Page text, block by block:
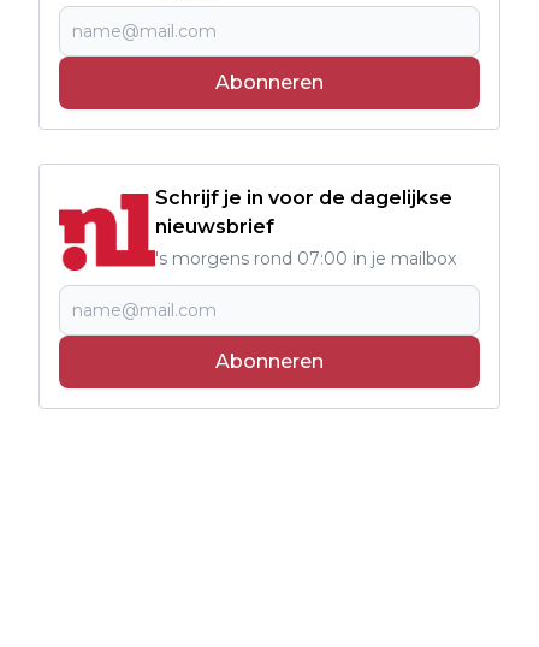
Abonneren
Schrijf je in voor de dagelijkse
nieuwsbrief
's morgens rond 07:00 in je mailbox
Abonneren